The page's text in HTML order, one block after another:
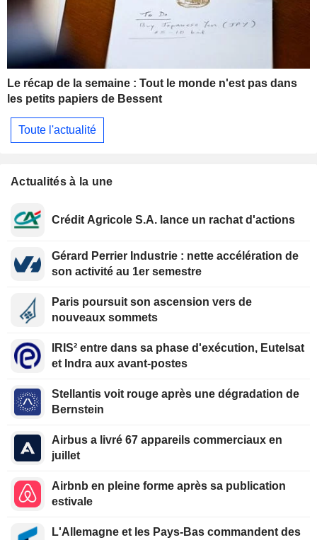
Le récap de la semaine : Tout le monde n'est pas dans
les petits papiers de Bessent
Toute l'actualité
Actualités à la une
Crédit Agricole S.A. lance un rachat d'actions
Gérard Perrier Industrie : nette accélération de
son activité au 1er semestre
Paris poursuit son ascension vers de
nouveaux sommets
IRIS² entre dans sa phase d'exécution, Eutelsat
et Indra aux avant-postes
Stellantis voit rouge après une dégradation de
Bernstein
Airbus a livré 67 appareils commerciaux en
juillet
Airbnb en pleine forme après sa publication
estivale
L'Allemagne et les Pays-Bas commandent des